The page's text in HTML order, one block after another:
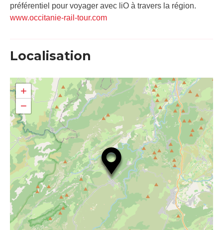
préférentiel pour voyager avec liO à travers la région.
www.occitanie-rail-tour.com
Localisation
+
−